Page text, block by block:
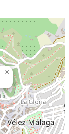
×